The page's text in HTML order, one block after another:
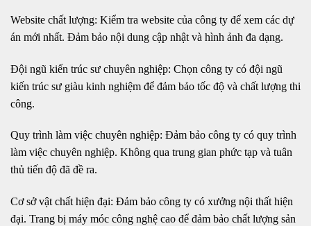
Website chất lượng: Kiểm tra website của công ty để xem các dự
án mới nhất. Đảm bảo nội dung cập nhật và hình ảnh đa dạng.
Đội ngũ kiến trúc sư chuyên nghiệp: Chọn công ty có đội ngũ
kiến trúc sư giàu kinh nghiệm để đảm bảo tốc độ và chất lượng thi
công.
Quy trình làm việc chuyên nghiệp: Đảm bảo công ty có quy trình
làm việc chuyên nghiệp. Không qua trung gian phức tạp và tuân
thủ tiến độ đã đề ra.
Cơ sở vật chất hiện đại: Đảm bảo công ty có xưởng nội thất hiện
đại. Trang bị máy móc công nghệ cao để đảm bảo chất lượng sản